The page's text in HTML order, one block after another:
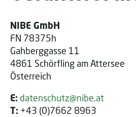
NIBE GmbH
FN 78375h
Gahberggasse 11
4861 Schörfling am Attersee
Österreich
E: datenschutz@nibe.at
T: +43 (0)7662 8963